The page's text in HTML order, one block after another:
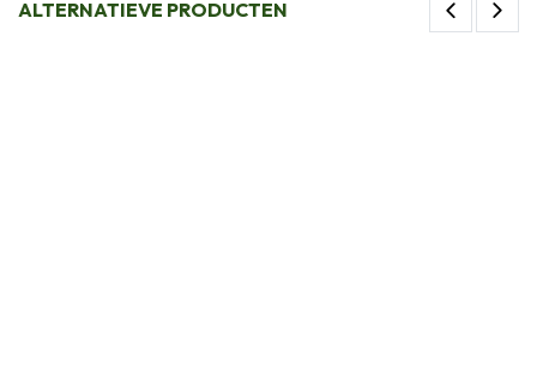
ALTERNATIEVE PRODUCTEN